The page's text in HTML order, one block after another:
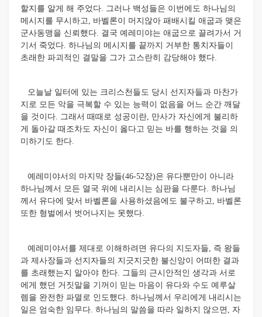
할지를 알게 해 주었다. 그러나 백성들은 이번에도 하나님의
메시지를 무시하고, 바벨론이 머지않아 패배시킬 애굽과 맺은
군사동맹을 신뢰했다. 결국 예레미야는 애굽으로 끌려가서 거
기서 죽었다. 하나님의 메시지를 끝까지 거부한 통치자들이
초래한 파괴적인 결말을 그가 고스란히 감당해야 했다.
오늘날 일터에 있는 크리스천들도 당시 선지자들과 마찬가
지로 모든 악을 극복할 수 있는 능력이 없음을 어느 순간 깨달
을 것이다. 그래서 때때로 성공이란, 만사가 자신에게 불리하
게 돌아갈 때조차도 자신이 옳다고 믿는 바를 행하는 것을 의
미하기도 한다.
예레미야서의 마지막 장들(46-52장)은 유다뿐만이 아니라
하나님께서 모든 열국 위에 내리시는 심판을 다룬다. 하나님
께서 유다에 맞서 바벨론을 사용하셨음에도 불구하고, 바벨론
또한 형벌에서 벗어나지는 못했다.
예레미야서를 제대로 이해하려면 유다의 지도자들, 즉 왕들
과 제사장들과 선지자들의 지긋지긋한 불신앙이 어떠한 결과
를 초래했는지 알아야 한다. 그들의 근시안적인 생각과 서로
에게 했던 거짓말을 기꺼이 믿는 마음이 유다와 수도 예루살
렘을 완전한 파멸로 인도했다. 하나님께서 우리에게 내리시는
일은 엄숙한 임무다. 하나님의 말씀을 따라 일하지 않으면, 자